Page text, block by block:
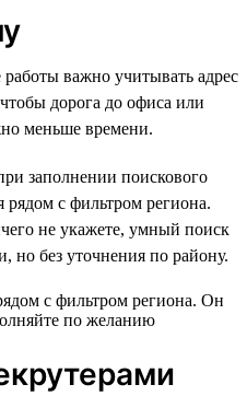
важно учитывать адрес
дорога до офиса или
меньше времени.
заполнении поискового
рядом с фильтром региона.
не укажете, умный поиск
но без уточнения по району.